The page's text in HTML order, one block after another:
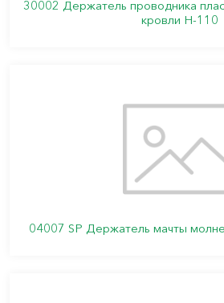
30002 Держатель проводника
кровли Н-110
04007 SP Держатель мачты